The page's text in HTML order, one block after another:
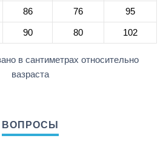
86 76 95
90 80 102
в сантиметрах относительно
вазраста